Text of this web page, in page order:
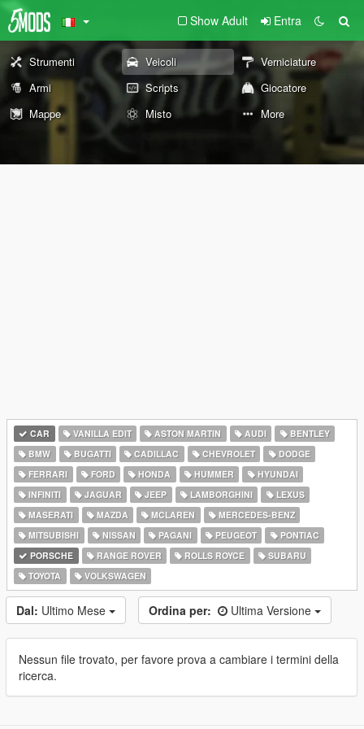
Show Adult Entra
Strumenti Veicoli
Verniciature
Armi
Scripts
Giocatore
Mappe
Misto More
CAR VANILLA EDIT ASTON MARTIN AUDI
BENTLEY
BMW
BUGATTI CADILLAC CHEVROLET
DODGE
FERRARI
FORD HONDA HUMMER
HYUNDAI
INFINITI
JAGUAR JEEP LAMBORGHINI
LEXUS
MASERATI
MAZDA MCLAREN
MERCEDES-BENZ
MITSUBISHI
NISSAN PAGANI PEUGEOT
PONTIAC
PORSCHE
RANGE ROVER ROLLS ROYCE
SUBARU
TOYOTA
VOLKSWAGEN
Dal: Ultimo Mese Ordina per: Ultima Versione
Nessun file trovato, per favore prova a cambiare i termini della
ricerca.